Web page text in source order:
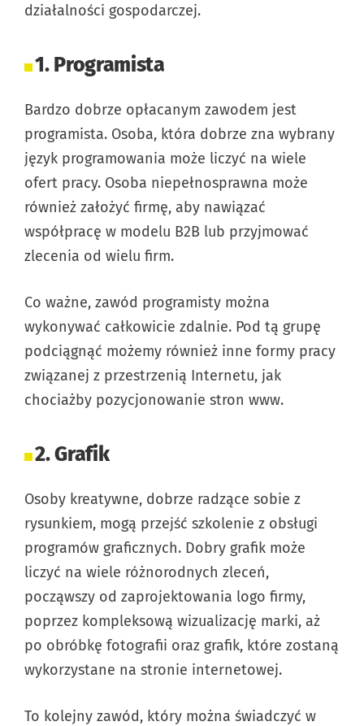
działalności gospodarczej.
1. Programista
Bardzo dobrze opłacanym zawodem jest
programista. Osoba, która dobrze zna wybrany
język programowania może liczyć na wiele
ofert pracy. Osoba niepełnosprawna może
również założyć firmę, aby nawiązać
współpracę w modelu B2B lub przyjmować
zlecenia od wielu firm.
Co ważne, zawód programisty można
wykonywać całkowicie zdalnie. Pod tą grupę
podciągnąć możemy również inne formy pracy
związanej z przestrzenią Internetu, jak
chociażby pozycjonowanie stron www.
2. Grafik
Osoby kreatywne, dobrze radzące sobie z
rysunkiem, mogą przejść szkolenie z obsługi
programów graficznych. Dobry grafik może
liczyć na wiele różnorodnych zleceń,
począwszy od zaprojektowania logo firmy,
poprzez kompleksową wizualizację marki, aż
po obróbkę fotografii oraz grafik, które zostaną
wykorzystane na stronie internetowej.
To kolejny zawód, który można świadczyć w